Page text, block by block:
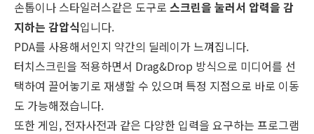
손톱이나 스타일러스같은 도구로 스크린을 눌러서 압력을 감
지하는 감압식입니다.
PDA를 사용해서인지 약간의 딜레이가 느껴집니다.
터치스크린을 적용하면서 Drag&Drop 방식으로 미디어를 선
택하여 끌어놓기로 재생할 수 있으며 특정 지점으로 바로 이동
도 가능해졌습니다.
또한 게임, 전자사전과 같은 다양한 입력을 요구하는 프로그램